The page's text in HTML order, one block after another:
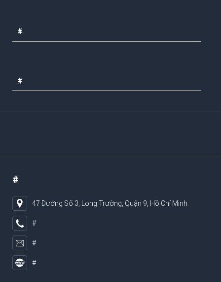
#
#
#
47 Đường Số 3, Long Trường, Quận 9, Hồ Chí Minh
#
#
#